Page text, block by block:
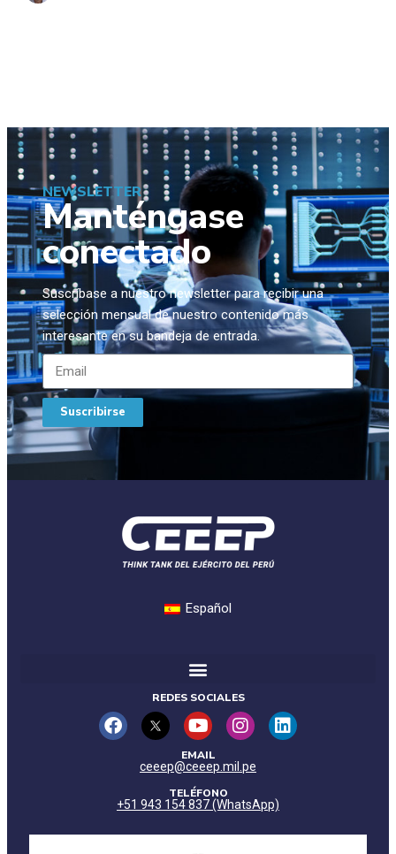
NEWSLETTER
Manténgase
conectado
Suscríbase a nuestro newsletter para recibir una
selección mensual de nuestro contenido más
interesante en su bandeja de entrada.
Suscribirse
Español
REDES SOCIALES
EMAIL
ceeep@ceeep.mil.pe
TELÉFONO
+51 943 154 837 (WhatsApp)